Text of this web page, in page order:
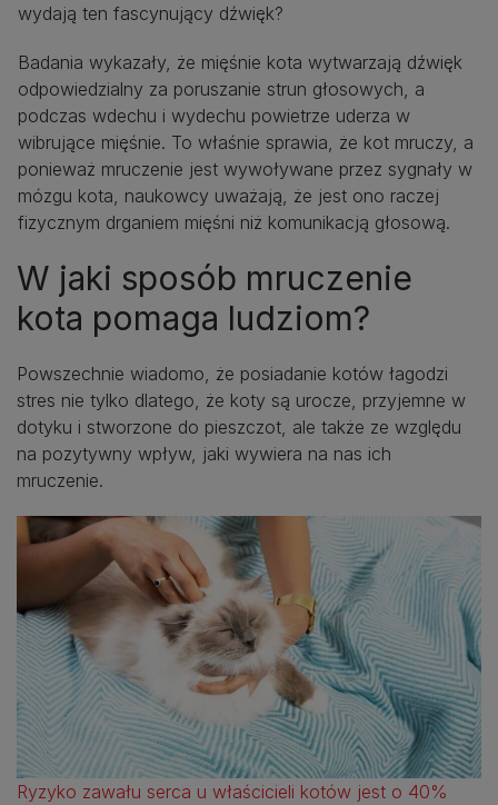
wydają ten fascynujący dźwięk?
Badania wykazały, że mięśnie kota wytwarzają dźwięk
odpowiedzialny za poruszanie strun głosowych, a
podczas wdechu i wydechu powietrze uderza w
wibrujące mięśnie. To właśnie sprawia, że kot mruczy, a
ponieważ mruczenie jest wywoływane przez sygnały w
mózgu kota, naukowcy uważają, że jest ono raczej
fizycznym drganiem mięśni niż komunikacją głosową.
W jaki sposób mruczenie
kota pomaga ludziom?
Powszechnie wiadomo, że posiadanie kotów łagodzi
stres nie tylko dlatego, że koty są urocze, przyjemne w
dotyku i stworzone do pieszczot, ale także ze względu
na pozytywny wpływ, jaki wywiera na nas ich
mruczenie.
Ryzyko zawału serca u właścicieli kotów jest o 40%